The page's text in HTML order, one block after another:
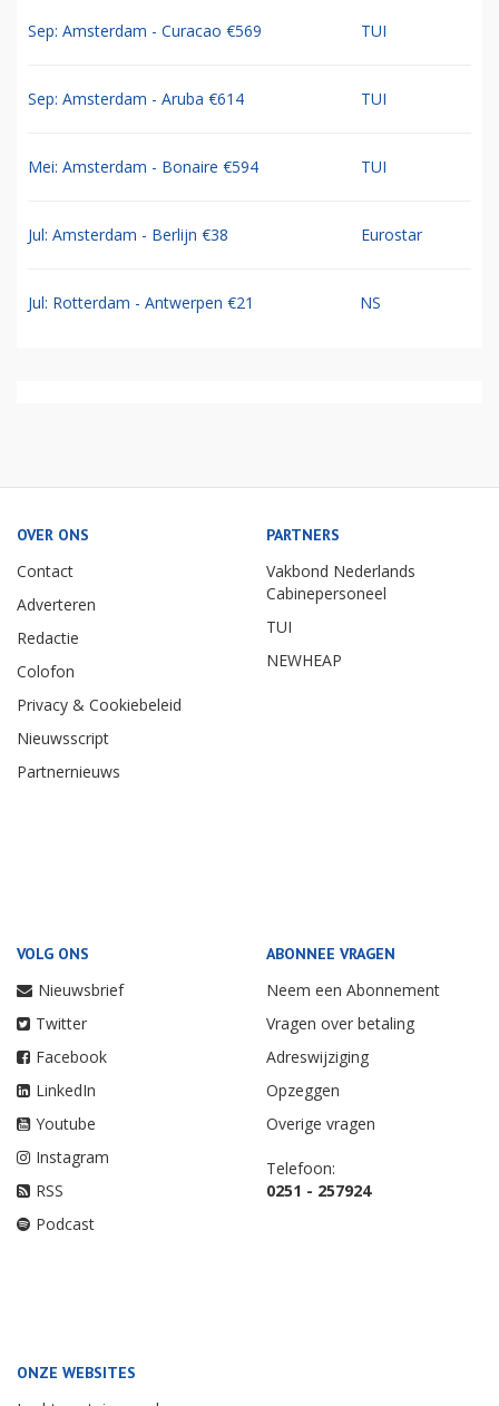
Sep: Amsterdam - Curacao €569 TUI
Sep: Amsterdam - Aruba €614 TUI
Mei: Amsterdam - Bonaire €594 TUI
Jul: Amsterdam - Berlijn €38 Eurostar
Jul: Rotterdam - Antwerpen €21 NS
OVER ONS
Contact
Adverteren
Redactie
Colofon
Privacy & Cookiebeleid
Nieuwsscript
Partnernieuws
PARTNERS
Vakbond Nederlands
Cabinepersoneel
TUI
NEWHEAP
VOLG ONS
Nieuwsbrief
Twitter
Facebook
LinkedIn
Youtube
Instagram
RSS
Podcast
ABONNEE VRAGEN
Neem een Abonnement
Vragen over betaling
Adreswijziging
Opzeggen
Overige vragen
Telefoon:
0251 - 257924
ONZE WEBSITES